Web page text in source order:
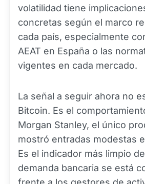
volatilidad tiene
concretas según el marco
cada país, especialmente
AEAT en España o las
vigentes en cada mercado.
La señal a seguir ahora no
Bitcoin. Es el
Morgan Stanley, el único
mostró entradas modestas
Es el indicador más limpio
demanda bancaria se está